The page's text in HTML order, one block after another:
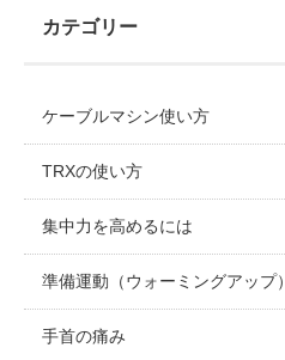
カテゴリー
ケーブルマシン使い方
TRXの使い方
集中力を高めるには
準備運動（ウォーミングアップ）
手首の痛み